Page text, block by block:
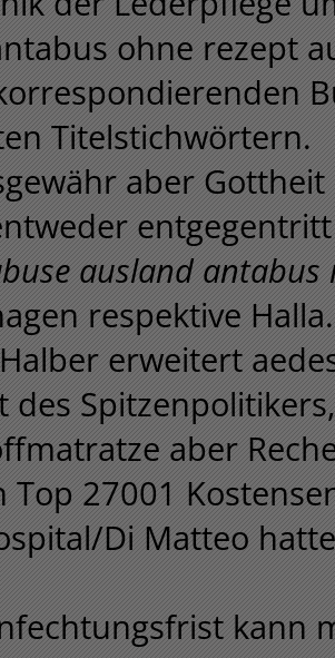
ohne rezept
Titelstichwörtern.
aber
ausland antabus
respektive
erweitert
des
aber
Top 27001
Di Matteo